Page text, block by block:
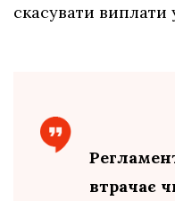
скасувати
втрачає